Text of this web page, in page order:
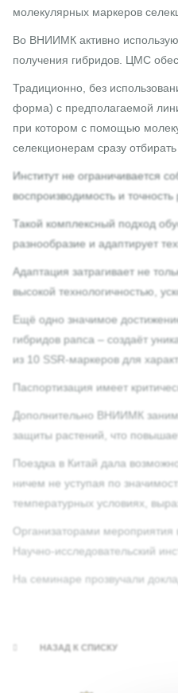
молекулярных маркеров
Во ВНИИМК активно
получения гибридов. ЦМС
Традиционно, без
форма) с предполагаемой
при котором с помощью
селекционерам сразу
Институт не ограничивается
воспроизводимость и
Такой комплексный подход
разнообразие и адаптирует
Адаптация затрагивает не
высокой технологичностью,
Ещё одно значимое
гибридов рапса – создаёт
из 10 SSR‑маркеров для
Паспортизация имеет
Дополнительно ВНИИМК
защиты растений, что
Поездка в Китай дала
ничем не уступая по
температурных условиях,
Организаторами мероприятия
Научно‑исследовательский
На семинаре прозвучали
НАЗАД К СПИСКУ